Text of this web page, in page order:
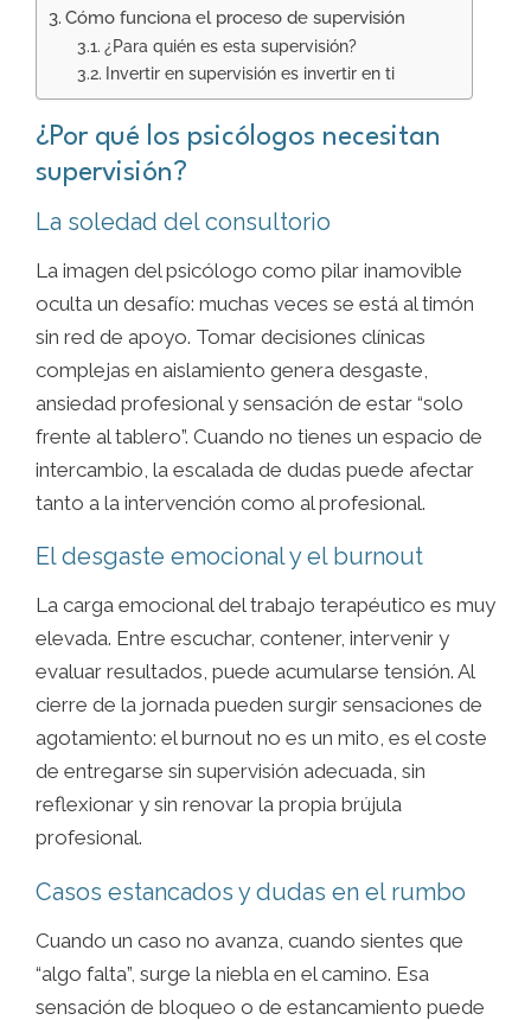
Cómo funciona el proceso de supervisión
¿Para quién es esta supervisión?
Invertir en supervisión es invertir en ti
¿Por qué los psicólogos necesitan
supervisión?
La soledad del consultorio
La imagen del psicólogo como pilar inamovible
oculta un desafío: muchas veces se está al timón
sin red de apoyo. Tomar decisiones clínicas
complejas en aislamiento genera desgaste,
ansiedad profesional y sensación de estar “solo
frente al tablero”. Cuando no tienes un espacio de
intercambio, la escalada de dudas puede afectar
tanto a la intervención como al profesional.
El desgaste emocional y el burnout
La carga emocional del trabajo terapéutico es muy
elevada. Entre escuchar, contener, intervenir y
evaluar resultados, puede acumularse tensión. Al
cierre de la jornada pueden surgir sensaciones de
agotamiento: el burnout no es un mito, es el coste
de entregarse sin supervisión adecuada, sin
reflexionar y sin renovar la propia brújula
profesional.
Casos estancados y dudas en el rumbo
Cuando un caso no avanza, cuando sientes que
“algo falta”, surge la niebla en el camino. Esa
sensación de bloqueo o de estancamiento puede